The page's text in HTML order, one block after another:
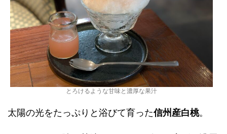
とろけるような甘味と濃厚な果汁
太陽の光をたっぷりと浴びて育った信州産白桃。